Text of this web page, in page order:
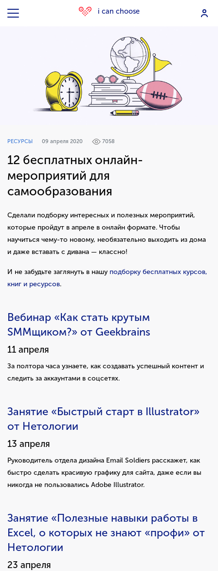
i can choose
РЕСУРСЫ 09 апреля 2020 7058
12 бесплатных онлайн-
мероприятий для
самообразования
Сделали подборку интересных и полезных мероприятий,
которые пройдут в апреле в онлайн формате. Чтобы
научиться чему-то новому, необязательно выходить из дома
и даже вставать с дивана — классно!
И не забудьте заглянуть в нашу подборку бесплатных курсов,
книг и ресурсов.
Вебинар «Как стать крутым
SMMщиком?» от Geekbrains
11 апреля
За полтора часа узнаете, как создавать успешный контент и
следить за аккаунтами в соцсетях.
Занятие «Быстрый старт в Illustrator»
от Нетологии
13 апреля
Руководитель отдела дизайна Email Soldiers расскажет, как
быстро сделать красивую графику для сайта, даже если вы
никогда не пользовались Adobe Illustrator.
Занятие «Полезные навыки работы в
Excel, о которых не знают «профи» от
Нетологии
23 апреля